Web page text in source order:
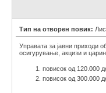
Тип на отворен повик:
Управата за јавни приходи
осигурување, акцизи и
повисок од 120.000
повисок од 300.000